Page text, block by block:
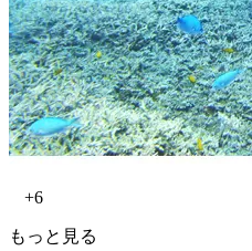
+6
もっと見る